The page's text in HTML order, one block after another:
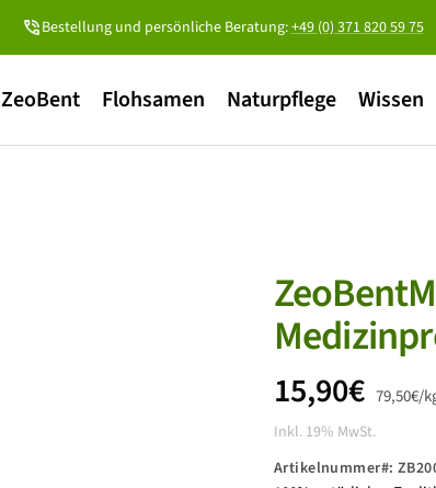
Bestellung und persönliche Beratung:+49 (0) 371 820 59 75
ZeoBent Flohsamen Naturpflege Wissen
15,90€ 79,50€/
Inkl. 19% MwSt.
Artikelnummer#: